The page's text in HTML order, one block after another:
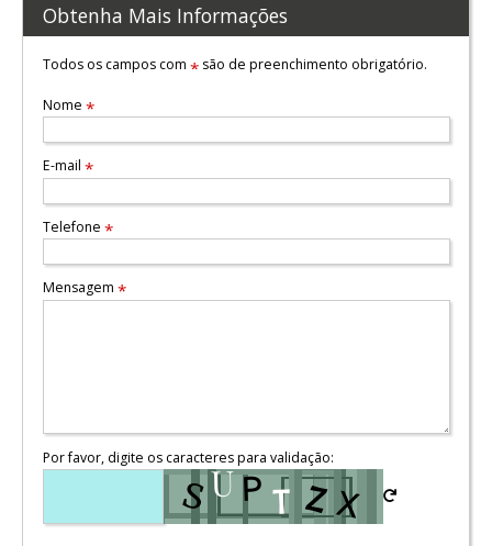
Obtenha Mais Informações
Todos os campos com *são de preenchimento obrigatório.
Nome *
E-mail *
Telefone *
Mensagem *
Por favor, digite os caracteres para validação: